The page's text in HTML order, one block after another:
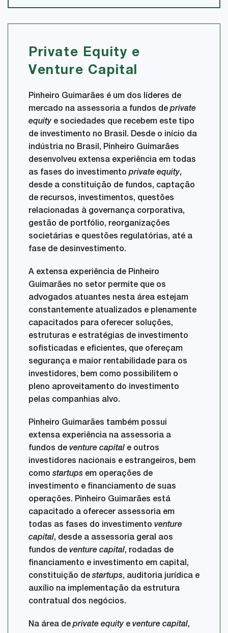
Private Equity e
Venture Capital
Pinheiro Guimarães é um dos líderes de
mercado na assessoria a fundos deprivate
equitye sociedades que recebem este tipo
de investimento no Brasil. Desde o início da
indústria no Brasil, Pinheiro Guimarães
desenvolveu extensa experiência em todas
as fases do investimentoprivate equity,
desde a constituição de fundos, captação
de recursos, investimentos, questões
relacionadas à governança corporativa,
gestão de portfólio, reorganizações
societárias e questões regulatórias, até a
fase de desinvestimento.
A extensa experiência de Pinheiro
Guimarães no setor permite que os
advogados atuantes nesta área estejam
constantemente atualizados e plenamente
capacitados para oferecer soluções,
estruturas e estratégias de investimento
sofisticadas e eficientes, que ofereçam
segurança e maior rentabilidade para os
investidores, bem como possibilitem o
pleno aproveitamento do investimento
pelas companhias alvo.
Pinheiro Guimarães também possui
extensa experiência na assessoria a
fundos de venture capital e outros
investidores nacionais e estrangeiros, bem
como startups em operações de
investimento e financiamento de suas
operações. Pinheiro Guimarães está
capacitado a oferecer assessoria em
todas as fases do investimento venture
capital, desde a assessoria geral aos
fundos de venture capital, rodadas de
financiamento e investimento em capital,
constituição de startups, auditoria jurídica e
auxílio na implementação da estrutura
contratual dos negócios.
Na área deprivate equity e venture capital,